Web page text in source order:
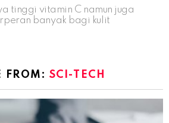
tinggi vitamin C namun juga
banyak bagi kulit
FROM: SCI-TECH